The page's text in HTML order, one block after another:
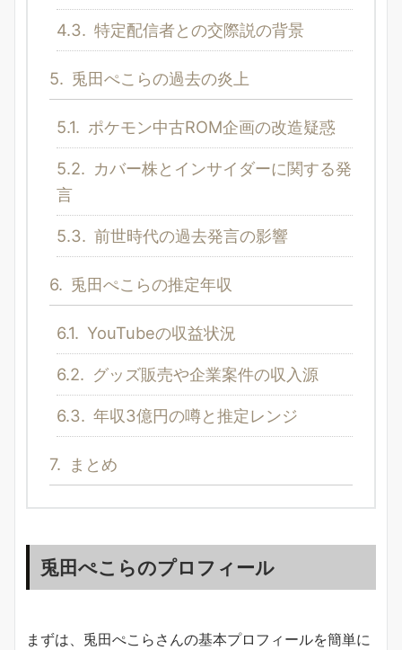
4.3. 特定配信者との交際説の背景
5. 兎田ぺこらの過去の炎上
5.1. ポケモン中古ROM企画の改造疑惑
5.2. カバー株とインサイダーに関する発
言
5.3. 前世時代の過去発言の影響
6. 兎田ぺこらの推定年収
6.1. YouTubeの収益状況
6.2. グッズ販売や企業案件の収入源
6.3. 年収3億円の噂と推定レンジ
7. まとめ
兎田ぺこらのプロフィール
まずは、兎田ぺこらさんの基本プロフィールを簡単に